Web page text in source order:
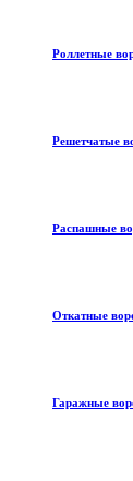
Роллетные
Решетчатые
Распашные
Откатные
Гаражные